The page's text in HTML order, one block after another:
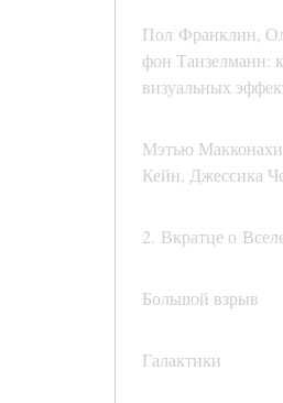
Пол Франклин,
фон Танзелманн:
визуальных
Мэтью
Кейн, Джессика
2. Вкратце о
Большой взрыв
Галактики